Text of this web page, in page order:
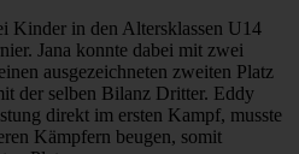
Kinder in den Altersklassen U14
Jana konnte dabei mit zwei
ausgezeichneten zweiten Platz
der selben Bilanz Dritter. Eddy
direkt im ersten Kampf, musste
Kämpfern beugen, somit